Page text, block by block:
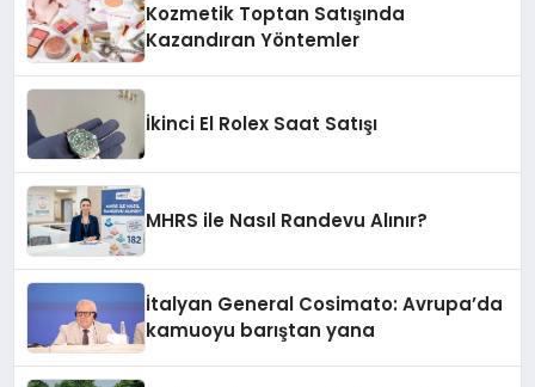
Kozmetik Toptan Satışında
Kazandıran Yöntemler
İkinci El Rolex Saat Satışı
MHRS ile Nasıl Randevu Alınır?
İtalyan General Cosimato: Avrupa’da
kamuoyu barıştan yana